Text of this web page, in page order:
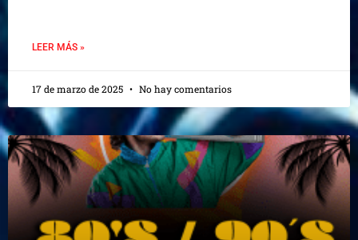
LEER MÁS »
17 de marzo de 2025 No hay comentarios